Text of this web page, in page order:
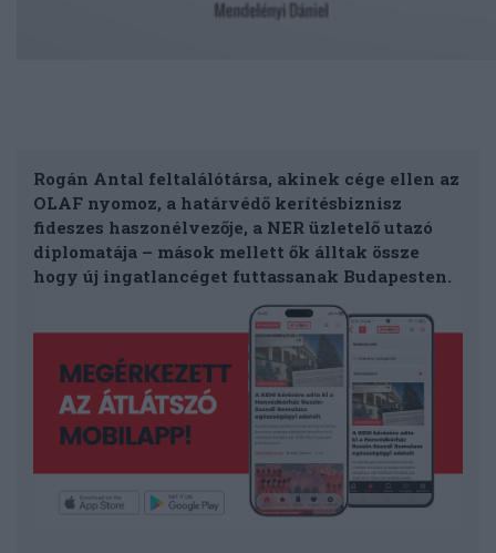
Rogán Antal feltalálótársa, akinek cége ellen az
OLAF nyomoz, a határvédő kerítésbiznisz
fideszes haszonélvezője, a NER üzletelő utazó
diplomatája – mások mellett ők álltak össze
hogy új ingatlancéget futtassanak Budapesten.